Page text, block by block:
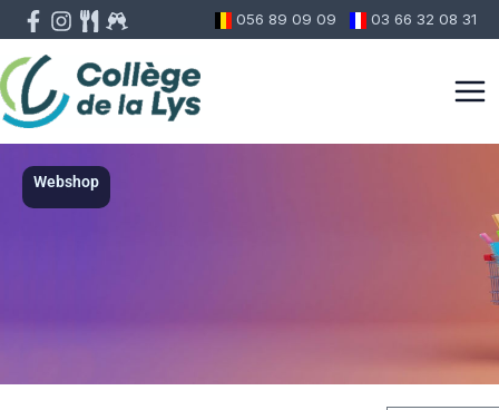
Aller
au
contenu
056 89 09 09 03 66 32 08 31
Webshop